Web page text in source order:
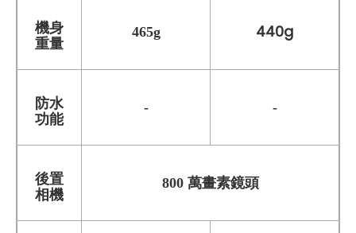
機身
重量
465g 440g
防水
功能
- -
後置
相機
800 萬畫素鏡頭